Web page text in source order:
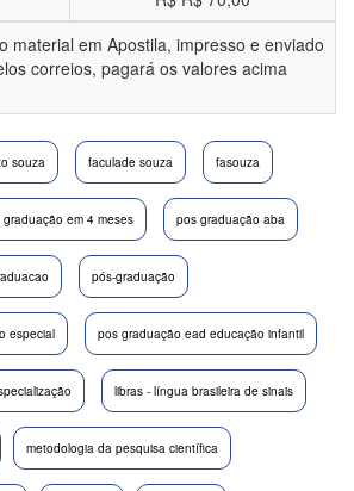
material em Apostila, impresso e enviado
correios, pagará os valores acima
souza faculade souza fasouza
graduação em 4 meses pos graduação aba
pós-graduação
especial pos graduação ead educação infantil
libras - língua brasileira de sinais
metodologia da pesquisa científica